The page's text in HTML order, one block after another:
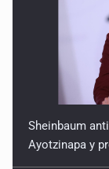
Sheinbaum
Ayotzinapa y